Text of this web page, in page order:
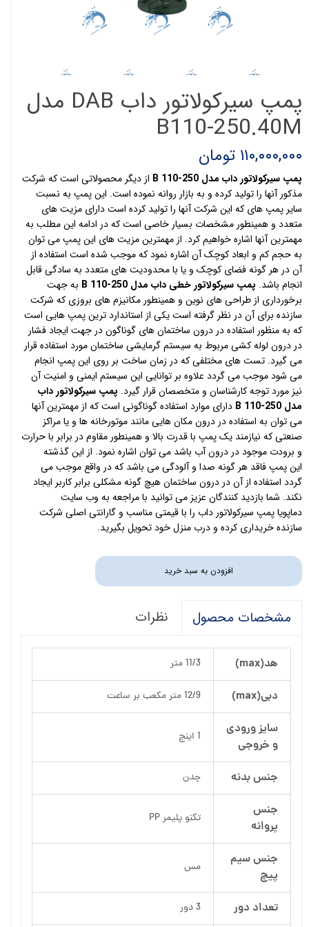
پمپ سیرکولاتور داب DAB مدل
B110-250.40M
۱۱۰,۰۰۰,۰۰۰ تومان
پمپ سیرکولاتور داب مدل B 110-250
از دیگر محصولاتی است که شرکت
مذکور آنها را تولید کرده و به بازار روانه نموده است. این پمپ به نسبت
سایر پمپ های که این شرکت آنها را تولید کرده است دارای مزیت های
متعدد و همینطور مشخصات بسیار خاصی است که در ادامه این مطلب به
مهمترین آنها اشاره خواهیم کرد. از مهمترین مزیت های این پمپ می توان
به حجم کم و ابعاد کوچک آن اشاره نمود که موجب شده است استفاده از
آن در هر گونه فضای کوچک و یا با محدودیت های متعدد به سادگی قابل
انجام باشد. پمپ سیرکولاتور خطی داب مدل B 110-250
به جهت
برخورداری از طراحی های نوین و همینطور مکانیزم های بروزی که شرکت
سازنده برای آن در نظر گرفته است یکی از استاندارد ترین پمپ هایی است
که به منظور استفاده در درون ساختمان های گوناگون در جهت ایجاد فشار
در درون لوله کشی مربوط به سیستم گرمایشی ساختمان مورد استفاده قرار
می گیرد. تست های مختلفی که در زمان ساخت بر روی این پمپ انجام
می شود موجب می گردد علاوه بر توانایی این سیستم ایمنی و امنیت آن
نیز مورد توجه کارشناسان و متخصصان قرار گیرد. پمپ سیرکولاتور داب
مدل B 110-250
دارای موارد استفاده گوناگونی است که از مهمترین آنها
می توان به استفاده در درون مکان هایی مانند موتورخانه ها و یا مراکز
صنعتی که نیازمند یک پمپ با قدرت بالا و همینطور مقاوم در برابر با حرارت
و برودت موجود در درون آب باشد می توان اشاره نمود. از این گذشته
این پمپ فاقد هر گونه صدا و آلودگی می باشد که در واقع موجب می
گردد استفاده از آن در درون ساختمان هیچ گونه مشکلی برابر کاربر ایجاد
نکند. شما بازدید کنندگان عزیز می توانید با مراجعه به وب سایت
دماپویاپمپ سیرکولاتور داب را با قیمتی مناسب و گارانتی اصلی شرکت
سازنده خریداری کرده و درب منزل خود تحویل بگیرید.
افزودن به سبد خرید
مشخصات محصول نظرات
هد(max) 11/3 متر
دبی(max) 12/9 متر مکعب بر ساعت
سایز ورودی
و خروجی
1 اینچ
جنس بدنه چدن
جنس
پروانه
تکنو پلیمر PP
جنس سیم
پیچ
مس
تعداد دور 3 دور